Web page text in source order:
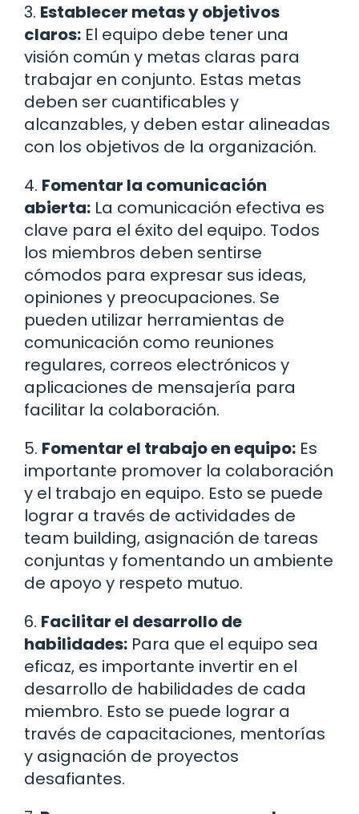
3. Establecer metas y objetivos
claros: El equipo debe tener una
visión común y metas claras para
trabajar en conjunto. Estas metas
deben ser cuantificables y
alcanzables, y deben estar alineadas
con los objetivos de la organización.
4. Fomentar la comunicación
abierta: La comunicación efectiva es
clave para el éxito del equipo. Todos
los miembros deben sentirse
cómodos para expresar sus ideas,
opiniones y preocupaciones. Se
pueden utilizar herramientas de
comunicación como reuniones
regulares, correos electrónicos y
aplicaciones de mensajería para
facilitar la colaboración.
5. Fomentar el trabajo en equipo: Es
importante promover la colaboración
y el trabajo en equipo. Esto se puede
lograr a través de actividades de
team building, asignación de tareas
conjuntas y fomentando un ambiente
de apoyo y respeto mutuo.
6. Facilitar el desarrollo de
habilidades: Para que el equipo sea
eficaz, es importante invertir en el
desarrollo de habilidades de cada
miembro. Esto se puede lograr a
través de capacitaciones, mentorías
y asignación de proyectos
desafiantes.